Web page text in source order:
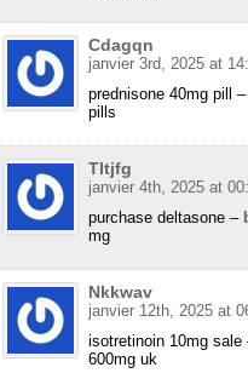
Cdagqn
janvier 3rd, 2025 at
prednisone 40mg pill
pills
Tltjfg
janvier 4th, 2025 at
purchase deltasone –
mg
Nkkwav
janvier 12th, 2025 at
isotretinoin 10mg
600mg uk